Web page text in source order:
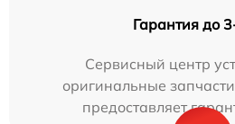
Гарантия до
Сервисный центр
оригинальные
предоставляет